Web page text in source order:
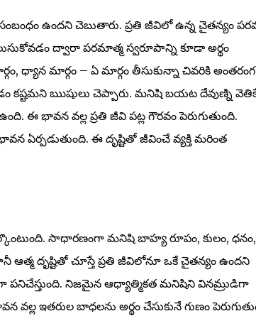
ఉందని చెబుతారు. ప్రతి జీవిలో ఉన్న చైతన్యం
ద్వారా పరమాత్మ స్వరూపాన్ని కూడా అర్థం
ధ్యాన మార్గం – ఏ మార్గం తీసుకున్నా చివరికి అంతరంగ
కష్టమని ఋషులు చెప్పారు. మనిషి బయట దేవుణ్ని
ఈ భావన వల్ల ప్రతి జీవి పట్ల గౌరవం పెరుగుతుంది.
ఏర్పడుతుంది. ఈ దృష్టితో జీవించే వ్యక్తి మరింత
సాధారణంగా మనిషి బాహ్య రూపం, కులం, ధనం,
దృష్టితో చూస్తే ప్రతి జీవిలోనూ ఒకే చైతన్యం ఉందని
పనిచేస్తుంది. నిజమైన ఆధ్యాత్మికత మనిషిని వినమ్రుడిగా
ఇతరుల బాధలను అర్థం చేసుకునే గుణం